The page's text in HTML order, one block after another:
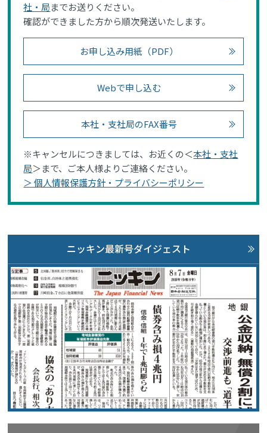
社・局までお送りください。
確認ができました方から順次発送いたします。
お申し込み用紙（PDF）
Webで申し込む
本社・支社局のFAX番号
※キャンセルにつきましては、お近くの＜本社・支社
局＞まで、ご本人様よりご連絡ください。
＞ 個人情報保護方針・プライバシーポリシー
ニッキン最新号ダイジェスト